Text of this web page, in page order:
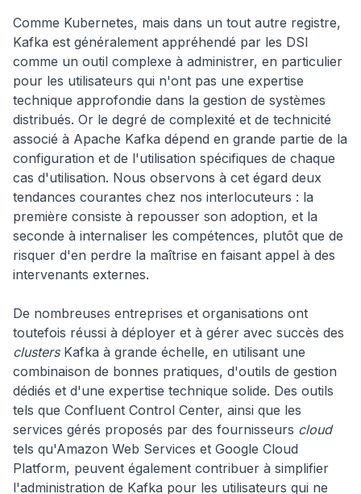
Comme Kubernetes, mais dans un tout autre registre,
Kafka est généralement appréhendé par les DSI
comme un outil complexe à administrer, en particulier
pour les utilisateurs qui n'ont pas une expertise
technique approfondie dans la gestion de systèmes
distribués. Or le degré de complexité et de technicité
associé à Apache Kafka dépend en grande partie de la
configuration et de l'utilisation spécifiques de chaque
cas d'utilisation. Nous observons à cet égard deux
tendances courantes chez nos interlocuteurs : la
première consiste à repousser son adoption, et la
seconde à internaliser les compétences, plutôt que de
risquer d'en perdre la maîtrise en faisant appel à des
intervenants externes.
De nombreuses entreprises et organisations ont
toutefois réussi à déployer et à gérer avec succès des
clusters Kafka à grande échelle, en utilisant une
combinaison de bonnes pratiques, d'outils de gestion
dédiés et d'une expertise technique solide. Des outils
tels que Confluent Control Center, ainsi que les
services gérés proposés par des fournisseurs cloud
tels qu'Amazon Web Services et Google Cloud
Platform, peuvent également contribuer à simplifier
l'administration de Kafka pour les utilisateurs qui ne